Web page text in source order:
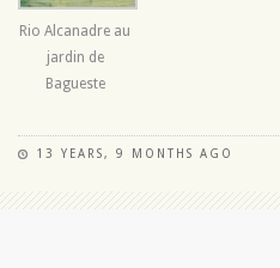
Rio Alcanadre au
jardin de
Bagueste
13 YEARS, 9 MONTHS AGO